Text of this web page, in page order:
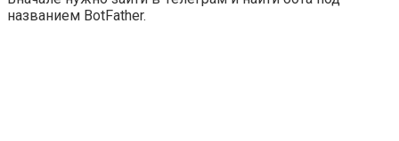
названием BotFather.